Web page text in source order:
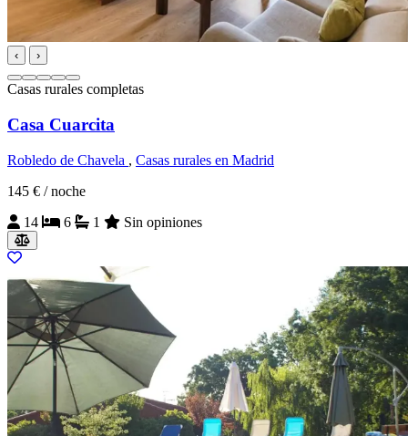
‹ ›
Casas rurales completas
Casa Cuarcita
Robledo de Chavela , Casas rurales en Madrid
145 € / noche
14
6 1 Sin opiniones